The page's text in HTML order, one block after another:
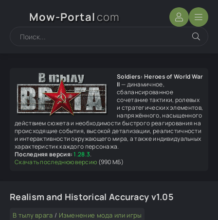
Mow-Portal com
Soldiers: Heroes of World War
II— динамичное,
сбалансированное
сочетание тактики, ролевых
и стратегических элементов,
напряжённого, насыщенного
действием сюжета и необходимости быстрого реагирования на
происходящие события, высокой детализации, реалистичности
и интерактивности окружающего мира, а также индивидуальных
характеристик каждого персонажа.
Последняя версия:1.28.3.
Скачать последнюю версию (990 МБ)
Realism and Historical Accuracy v1.05
В тылу врага / Изменение мода или игры